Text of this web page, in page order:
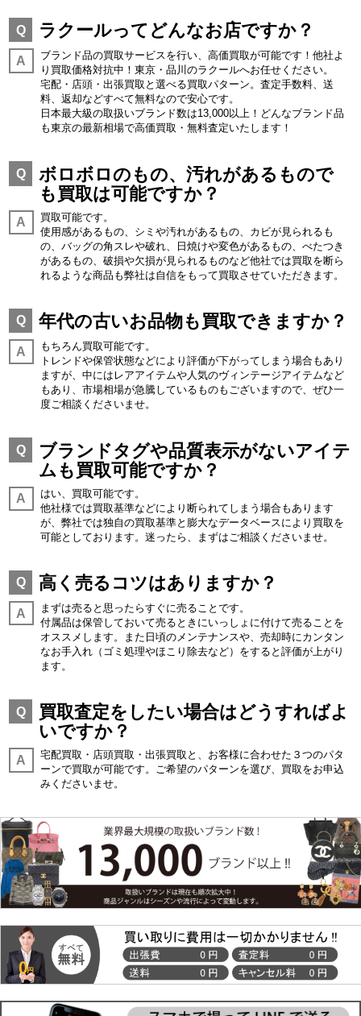
Q ラクールってどんなお店ですか？
A
ブランド品の買取サービスを行い、高価買取が可能です！他社よ
り買取価格対抗中！東京・品川のラクールへお任せください。
宅配・店頭・出張買取と選べる買取パターン。査定手数料、送
料、返却などすべて無料なので安心です。
日本最大級の取扱いブランド数は13,000以上！どんなブランド品
も東京の最新相場で高価買取・無料査定いたします！
Q
ボロボロのもの、汚れがあるもので
も買取は可能ですか？
A
買取可能です。
使用感があるもの、シミや汚れがあるもの、カビが見られるも
の、バッグの角スレや破れ、日焼けや変色があるもの、べたつき
があるもの、破損や欠損が見られるものなど他社では買取を断ら
れるような商品も弊社は自信をもって買取させていただきます。
Q 年代の古いお品物も買取できますか？
A
もちろん買取可能です。
トレンドや保管状態などにより評価が下がってしまう場合もあり
ますが、中にはレアアイテムや人気のヴィンテージアイテムなど
もあり、市場相場が急騰しているものもございますので、ぜひ一
度ご相談くださいませ。
Q
ブランドタグや品質表示がないアイテ
ムも買取可能ですか？
A
はい、買取可能です。
他社様では買取基準などにより断られてしまう場合もあります
が、弊社では独自の買取基準と膨大なデータベースにより買取を
可能としております。迷ったら、まずはご相談くださいませ。
Q 高く売るコツはありますか？
A
まずは売ると思ったらすぐに売ることです。
付属品は保管しておいて売るときにいっしょに付けて売ることを
オススメします。また日頃のメンテナンスや、売却時にカンタン
なお手入れ（ゴミ処理やほこり除去など）をすると評価が上がり
ます。
Q
買取査定をしたい場合はどうすればよ
いですか？
A
宅配買取・店頭買取・出張買取と、お客様に合わせた３つのパタ
ーンで買取が可能です。ご希望のパターンを選び、買取をお申込
みくださいませ。